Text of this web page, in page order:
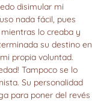
disimular mi
nada fácil, pues
lo creaba y
su destino en
propia voluntad.
Tampoco se lo
Su personalidad
para poner del revés